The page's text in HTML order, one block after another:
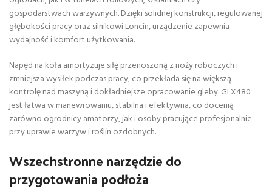
gospodarstwach warzywnych. Dzięki solidnej konstrukcji, regulowanej
głębokości pracy oraz silnikowi Loncin, urządzenie zapewnia
wydajność i komfort użytkowania.
Napęd na koła amortyzuje siłę przenoszoną z noży roboczych i
zmniejsza wysiłek podczas pracy, co przekłada się na większą
kontrolę nad maszyną i dokładniejsze opracowanie gleby. GLX480
jest łatwa w manewrowaniu, stabilna i efektywna, co docenią
zarówno ogrodnicy amatorzy, jak i osoby pracujące profesjonalnie
przy uprawie warzyw i roślin ozdobnych.
Wszechstronne narzędzie do
przygotowania podłoża